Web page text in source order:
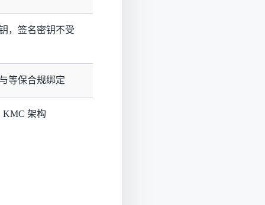
，签名密钥不受
等保合规绑定
KMC 架构